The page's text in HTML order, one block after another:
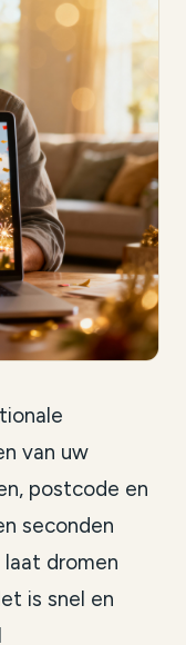
van uw
postcode en
seconden
dromen
is snel en